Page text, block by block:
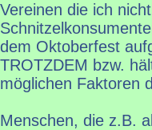
Vereinen die ich
dem Oktoberfest
TROTZDEM bzw.
möglichen Faktoren
Menschen, die z.B.